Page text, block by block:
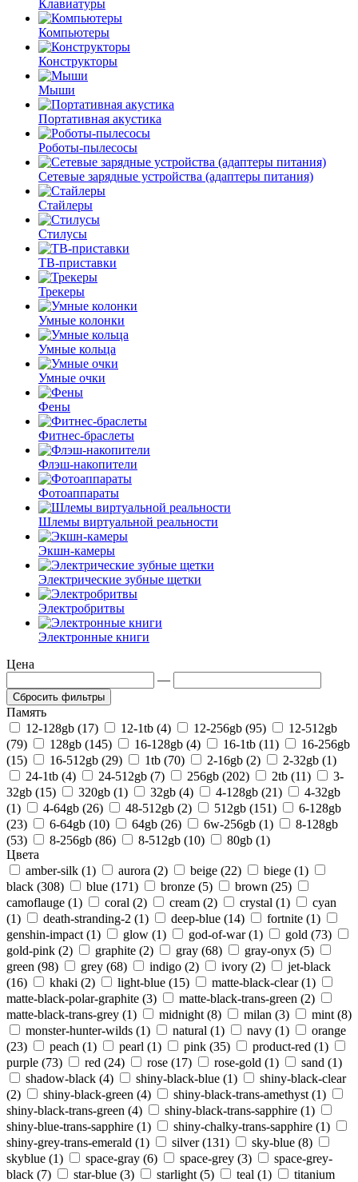
Клавиатуры
Компьютеры
Конструкторы
Мыши
Портативная акустика
Роботы-пылесосы
Сетевые зарядные устройства (адаптеры питания)
Стайлеры
Стилусы
ТВ-приставки
Трекеры
Умные колонки
Умные кольца
Умные очки
Фены
Фитнес-браслеты
Флэш-накопители
Фотоаппараты
Шлемы виртуальной реальности
Экшн-камеры
Электрические зубные щетки
Электробритвы
Электронные книги
Цена
—
Сбросить фильтры
Память
12-128gb (17)
12-1tb (4) 12-256gb (95)
12-512gb
(79)
128gb (145) 16-128gb (4) 16-1tb (11)
16-256gb
(15)
16-512gb (29) 1tb (70) 2-16gb (2)
2-32gb (1)
24-1tb (4)
24-512gb (7) 256gb (202) 2tb (11)
3-
32gb (15)
320gb (1) 32gb (4) 4-128gb (21)
4-32gb
(1)
4-64gb (26) 48-512gb (2) 512gb (151)
6-128gb
(23)
6-64gb (10) 64gb (26) 6w-256gb (1)
8-128gb
(53)
8-256gb (86) 8-512gb (10)
80gb (1)
Цвета
amber-silk (1)
aurora (2) beige (22)
biege (1)
black (308)
blue (171) bronze (5)
brown (25)
camoflauge (1)
coral (2) cream (2) crystal (1)
cyan
(1)
death-stranding-2 (1) deep-blue (14)
fortnite (1)
genshin-impact (1)
glow (1) god-of-war (1)
gold (73)
gold-pink (2)
graphite (2) gray (68)
gray-onyx (5)
green (98)
grey (68) indigo (2) ivory (2)
jet-black
(16)
khaki (2) light-blue (15)
matte-black-clear (1)
matte-black-polar-graphite (3)
matte-black-trans-green (2)
matte-black-trans-grey (1)
midnight (8) milan (3)
mint (8)
monster-hunter-wilds (1)
natural (1) navy (1)
orange
(23)
peach (1) pearl (1) pink (35)
product-red (1)
purple (73)
red (24) rose (17) rose-gold (1)
sand (1)
shadow-black (4)
shiny-black-blue (1)
shiny-black-clear
(2)
shiny-black-green (4)
shiny-black-trans-amethyst (1)
shiny-black-trans-green (4)
shiny-black-trans-sapphire (1)
shiny-blue-trans-sapphire (1)
shiny-chalky-trans-sapphire (1)
shiny-grey-trans-emerald (1)
silver (131)
sky-blue (8)
skyblue (1)
space-gray (6) space-grey (3)
space-grey-
black (7)
star-blue (3) starlight (5) teal (1)
titanium